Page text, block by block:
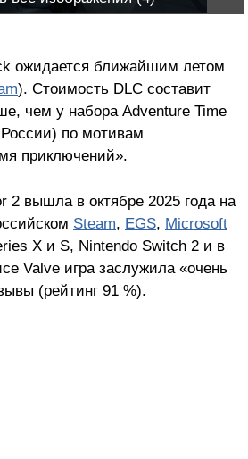
ожидается ближайшим летом
). Стоимость DLC составит
чем у набора Adventure Time
по мотивам
приключений».
2 вышла в октябре 2025 года на
Steam, EGS, Microsoft
X и S, Nintendo Switch 2 и в
Valve игра заслужила «очень
(рейтинг 91 %).